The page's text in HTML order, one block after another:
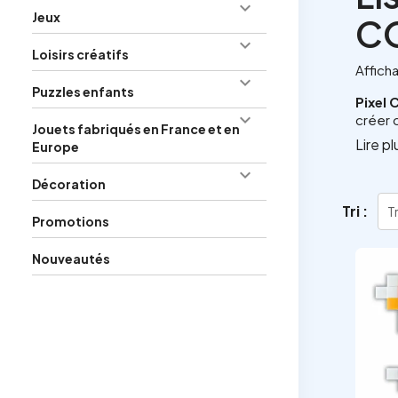
Jeux 
Loisirs créatifs 
Puzzles enfants 
Jouets fabriqués en France et en
Europe

Décoration 
Promotions
Nouveautés
Pixel
créer
Avec
Les
Les
Lire
Tri :